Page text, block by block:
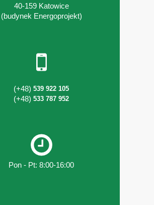
(+48) 539 922 105
(+48) 533 787 952
Pon - Pt: 8:00-16:00
40-159 Katowice
(budynek Energoprojekt)